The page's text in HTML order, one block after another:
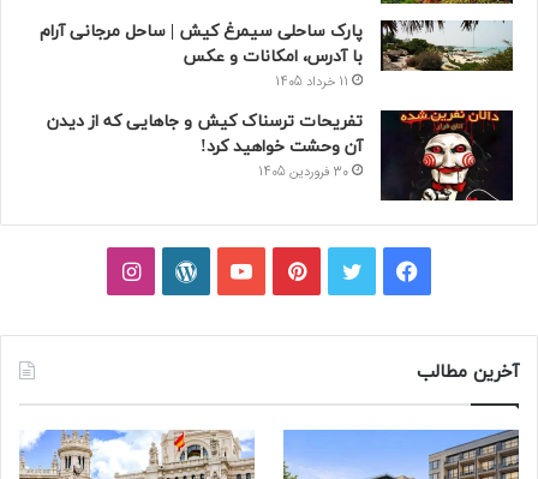
پارک ساحلی سیمرغ کیش | ساحل مرجانی آرام
با آدرس، امکانات و عکس
11 خرداد 1405
تفریحات ترسناک کیش و جاهایی که از دیدن
آن وحشت خواهید کرد!
30 فروردین 1405
فیسبوکتوییترپینتریستیوتیوبوردپرساینستاگرام
آخرین مطالب